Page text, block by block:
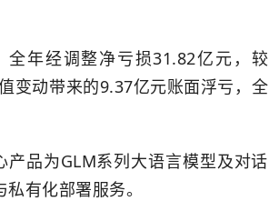
年经调整净亏损31.82亿元，较
变动带来的9.37亿元账面浮亏，全
品为GLM系列大语言模型及对话
有化部署服务。